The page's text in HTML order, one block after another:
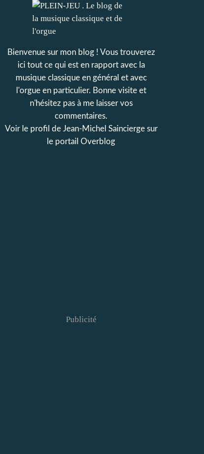
Bienvenue sur mon blog ! Vous trouverez
ici tout ce qui est en rapport avec la
musique classique en général et avec
l'orgue en particulier. Bonne visite et
n'hésitez pas à me laisser vos
commentaires.
Voir le profil de Jean-Michel Sainciergesur
le portail Overblog
Publicité